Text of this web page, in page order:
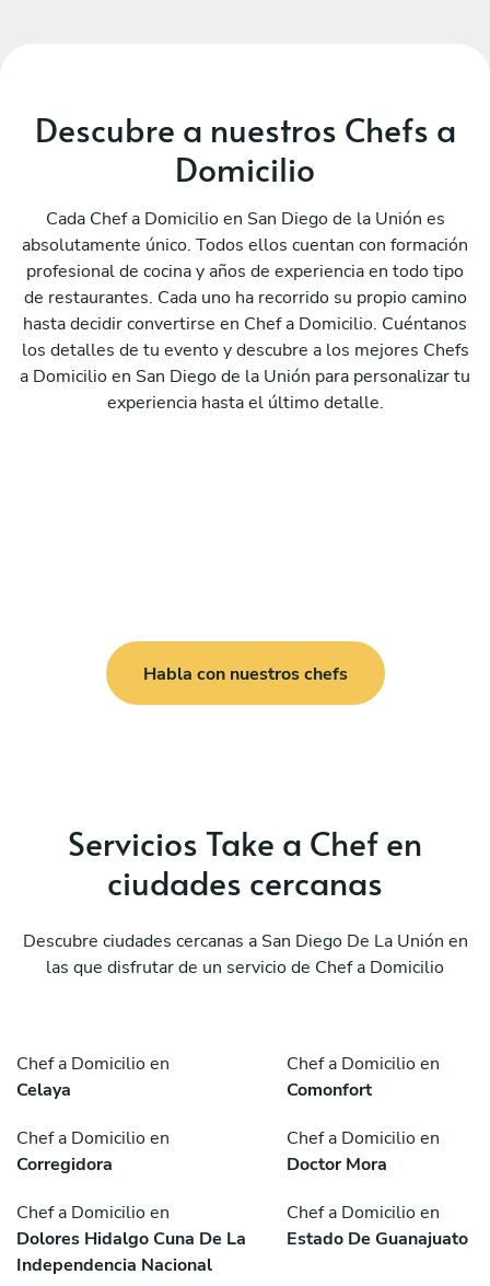
Descubre a nuestros Chefs a
Domicilio
Cada Chef a Domicilio en San Diego de la Unión es
absolutamente único. Todos ellos cuentan con formación
profesional de cocina y años de experiencia en todo tipo
de restaurantes. Cada uno ha recorrido su propio camino
hasta decidir convertirse en Chef a Domicilio. Cuéntanos
los detalles de tu evento y descubre a los mejores Chefs
a Domicilio en San Diego de la Unión para personalizar tu
experiencia hasta el último detalle.
Habla con nuestros chefs
Servicios Take a Chef en
ciudades cercanas
Descubre ciudades cercanas a San Diego De La Unión en
las que disfrutar de un servicio de Chef a Domicilio
Chef a Domicilio en
Celaya
Chef a Domicilio en
Comonfort
Chef a Domicilio en
Corregidora
Chef a Domicilio en
Doctor Mora
Chef a Domicilio en
Dolores Hidalgo Cuna De La
Independencia Nacional
Chef a Domicilio en
Estado De Guanajuato